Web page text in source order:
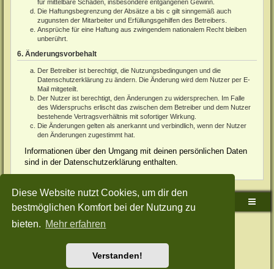
Diese Website nutzt Cookies, um dir den
bestmöglichen Komfort bei der Nutzung zu
bieten. Mehr erfahren
Verstanden!
für mittelbare Schäden, insbesondere entgangenen Gewinn.
Die Haftungsbegrenzung der Absätze a bis c gilt sinngemäß auch
zugunsten der Mitarbeiter und Erfüllungsgehilfen des Betreibers.
Ansprüche für eine Haftung aus zwingendem nationalem Recht bleiben
unberührt.
6. Änderungsvorbehalt
Der Betreiber ist berechtigt, die Nutzungsbedingungen und die
Datenschutzerklärung zu ändern. Die Änderung wird dem Nutzer per E-
Mail mitgeteilt.
Der Nutzer ist berechtigt, den Änderungen zu widersprechen. Im Falle
des Widerspruchs erlischt das zwischen dem Betreiber und dem Nutzer
bestehende Vertragsverhältnis mit sofortiger Wirkung.
Die Änderungen gelten als anerkannt und verbindlich, wenn der Nutzer
den Änderungen zugestimmt hat.
Informationen über den Umgang mit deinen persönlichen Daten
sind in der Datenschutzerklärung enthalten.
Sudden-Strike-Maps.de Hauptseite Foren-Übersicht
Powered byphpBB® Forum Software © phpBB Limited
Style: Green-Style-Split by Joyce&LunaphpBB-Style-Design
Nutzungsbedingungen